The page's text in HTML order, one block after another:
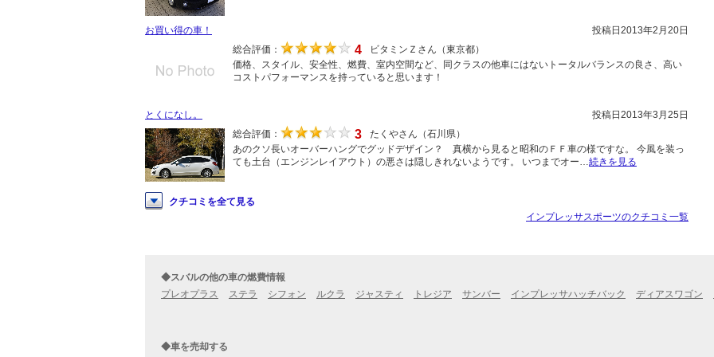
お買い得の車！
投稿日2013年2月20日
総合評価：
4
ビタミンＺさん（東京都）
価格、スタイル、安全性、燃費、室内空間など、同クラスの他車にはないトータルバランスの良さ、高い
コストパフォーマンスを持っていると思います！
とくになし。
投稿日2013年3月25日
総合評価：
3
たくやさん（石川県）
あのクソ長いオーバーハングでグッドデザイン？ 真横から見ると昭和のＦＦ車の様ですな。 今風を装っ
ても土台（エンジンレイアウト）の悪さは隠しきれないようです。 いつまでオー…続きを見る
クチコミを全て見る
インプレッサスポーツのクチコミ一覧
◆スバルの他の車の燃費情報
プレオプラス
ステラ シフォン ルクラ ジャスティ トレジア サンバー インプレッサハッチバック ディアスワゴン
◆車を売却する